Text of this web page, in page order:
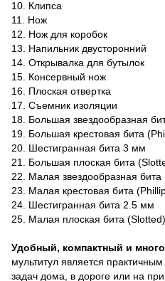
10. Клипса
11. Нож
12. Нож для коробок
13. Напильник двусторонний
14. Открывалка для бутылок
15. Консервный нож
16. Плоская отвертка
17. Съемник изоляции
18. Большая звездообразная
19. Большая крестовая бита
20. Шестигранная бита 3 мм
21. Большая плоская бита
22. Малая звездообразная бита
23. Малая крестовая бита
24. Шестигранная бита 2.5 мм
25. Малая плоская бита (Slotted).
Удобный, компактный и
мультитул является
задач дома, в дороге или на